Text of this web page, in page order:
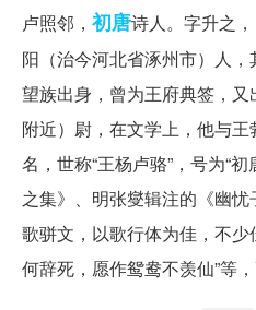
卢照邻， 初唐诗人。字升之
阳（治今河北省涿州市）人
望族出身，曾为王府典签，
附近）尉，在文学上，他与
名，世称“王杨卢骆”，号为“
之集》、明张燮辑注的《幽
歌骈文，以歌行体为佳，不少
何辞死，愿作鸳鸯不羡仙”等